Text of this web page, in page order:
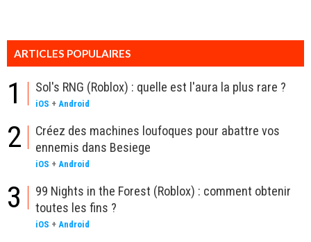
ARTICLES POPULAIRES
1 Sol's RNG (Roblox) : quelle est l'aura la plus rare ?
iOS + Android
2
Créez des machines loufoques pour abattre vos
ennemis dans Besiege
iOS + Android
3
99 Nights in the Forest (Roblox) : comment obtenir
toutes les fins ?
iOS + Android